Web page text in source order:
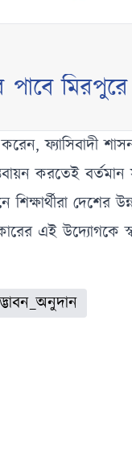
মিরপুরে
ফ্যাসিবাদী
করতেই
শিক্ষার্থীরা
এই উদ্যোগকে